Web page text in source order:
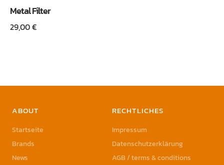
Metal Filter
29,00€
ABOUT
Startseite
Brands
News
RECHTLICHES
Impressum
Datenschutzerklärung
AGB / terms & conditions